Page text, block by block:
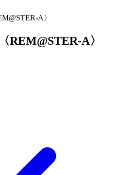
A〉
REM@STER-A〉